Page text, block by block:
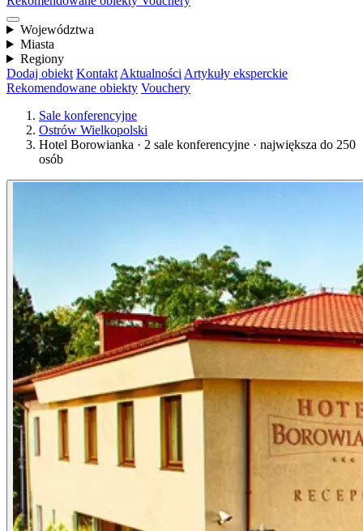
Województwa
Miasta
Regiony
Dodaj obiekt Kontakt Aktualności Artykuły eksperckie
Rekomendowane obiekty Vouchery
Sale konferencyjne
Ostrów Wielkopolski
Hotel Borowianka · 2 sale konferencyjne · największa do 250
osób